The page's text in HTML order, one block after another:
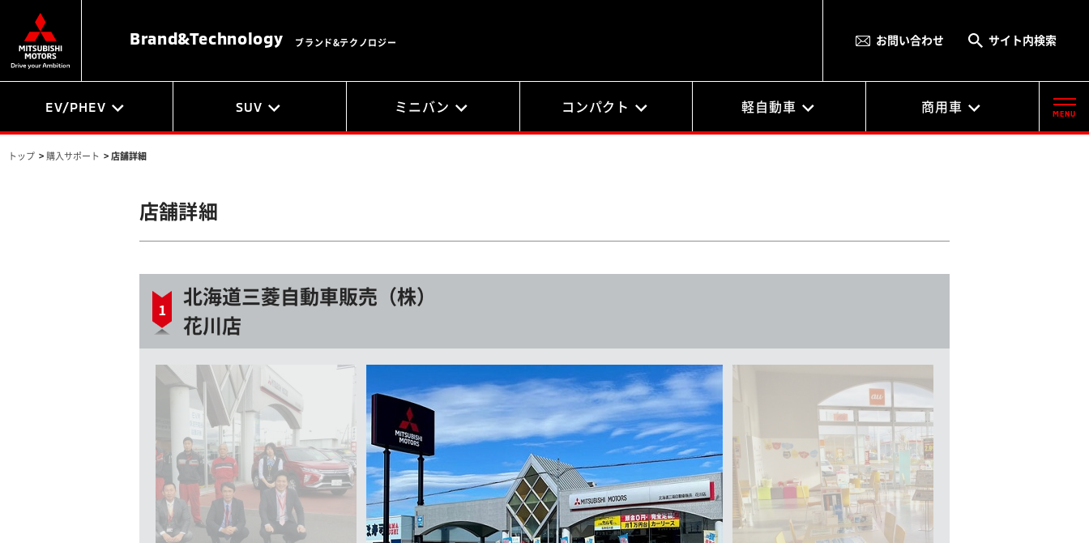
Brand&Technology ブランド&テクノロジー お問い合わせ サイト内検索
EV/PHEV SUV ミニバン コンパクト 軽自動車 商用車
トップ > 購入サポート > 店舗詳細
店舗詳細
北海道三菱自動車販売（株）
花川店